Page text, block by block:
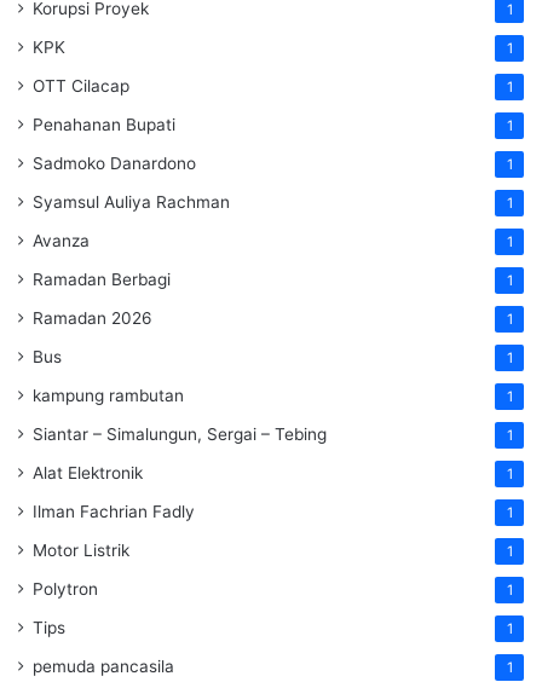
Korupsi Proyek 1
KPK 1
OTT Cilacap 1
Penahanan Bupati 1
Sadmoko Danardono 1
Syamsul Auliya Rachman 1
Avanza 1
Ramadan Berbagi 1
Ramadan 2026 1
Bus 1
kampung rambutan 1
Siantar – Simalungun, Sergai – Tebing 1
Alat Elektronik 1
Ilman Fachrian Fadly 1
Motor Listrik 1
Polytron 1
Tips 1
pemuda pancasila 1